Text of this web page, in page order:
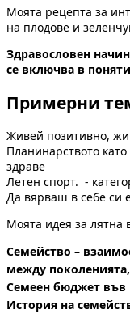
Моята рецепта за
на плодове и
Здравословен
се включва в
Примерни
Живей позитивно,
Планинарството
здраве
Летен спорт. -
Да вярваш в себе си
Моята идея за лятна
Семейство –
между
Семеен бюджет във
История на